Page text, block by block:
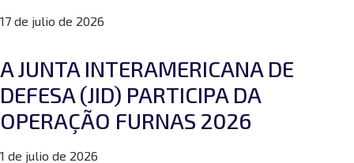
17 de julio de 2026
A JUNTA INTERAMERICANA DE
DEFESA (JID) PARTICIPA DA
OPERAÇÃO FURNAS 2026
1 de julio de 2026